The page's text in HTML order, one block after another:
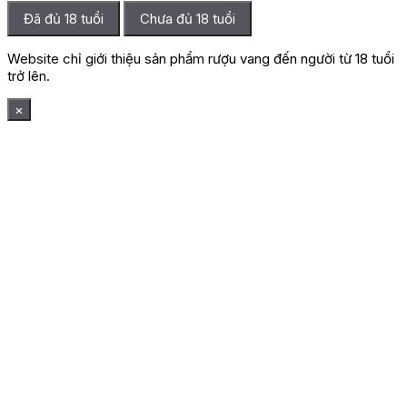
Đã đủ 18 tuổi Chưa đủ 18 tuổi
Website chỉ giới thiệu sản phẩm rượu vang đến người từ 18 tuổi
trở lên.
×